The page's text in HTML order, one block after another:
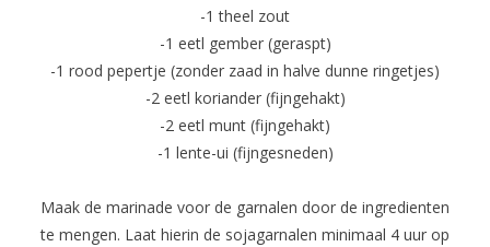
-1 theel zout
-1 eetl gember (geraspt)
-1 rood pepertje (zonder zaad in halve dunne ringetjes)
-2 eetl koriander (fijngehakt)
-2 eetl munt (fijngehakt)
-1 lente-ui (fijngesneden)
Maak de marinade voor de garnalen door de ingredienten
te mengen. Laat hierin de sojagarnalen minimaal 4 uur op